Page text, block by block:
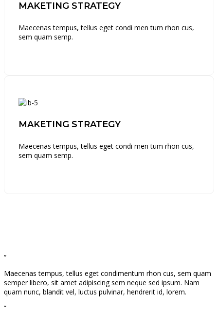
MAKETING STRATEGY
Maecenas tempus, tellus eget condi men tum rhon cus,
sem quam semp.
MAKETING STRATEGY
Maecenas tempus, tellus eget condi men tum rhon cus,
sem quam semp.
“
Maecenas tempus, tellus eget condimentum rhon cus, sem quam
semper libero, sit amet adipiscing sem neque sed ipsum. Nam
quam nunc, blandit vel, luctus pulvinar, hendrerit id, lorem.
”